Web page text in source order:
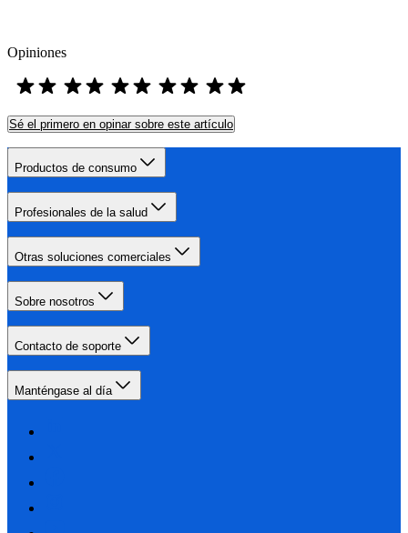
Opiniones
Sé el primero en opinar sobre este artículo
Productos de consumo
Profesionales de la salud
Otras soluciones comerciales
Sobre nosotros
Contacto de soporte
Manténgase al día